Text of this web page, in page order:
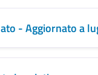
- Aggiornato a